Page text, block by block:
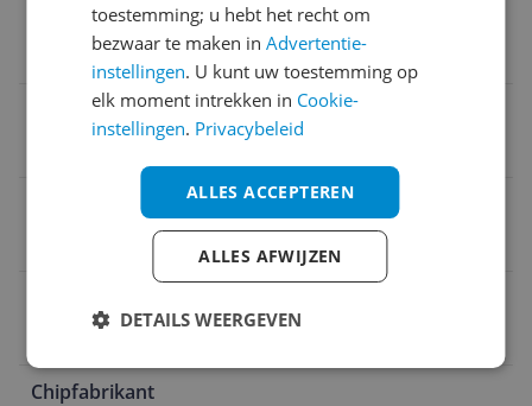
Type koeling
Type aansluiting
Chipfabrikant
toestemming; u hebt het recht om
bezwaar te maken inAdvertentie-
instellingen. U kunt uw toestemming op
elk moment intrekken in Cookie-
instellingen. Privacybeleid
ALLES ACCEPTEREN
ALLES AFWIJZEN
DETAILS WEERGEVEN